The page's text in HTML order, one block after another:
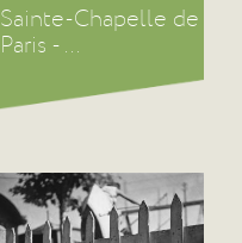
Sainte-Chapelle de
Paris - ...